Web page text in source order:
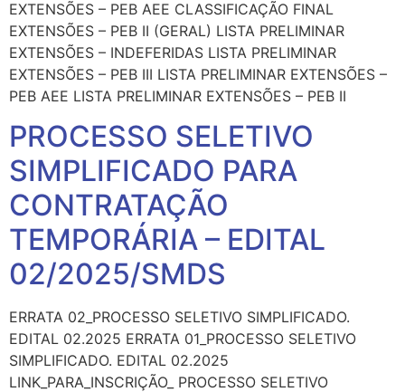
EXTENSÕES – PEB AEE CLASSIFICAÇÃO FINAL
EXTENSÕES – PEB II (GERAL) LISTA PRELIMINAR
EXTENSÕES – INDEFERIDAS LISTA PRELIMINAR
EXTENSÕES – PEB III LISTA PRELIMINAR EXTENSÕES –
PEB AEE LISTA PRELIMINAR EXTENSÕES – PEB II
PROCESSO SELETIVO
SIMPLIFICADO PARA
CONTRATAÇÃO
TEMPORÁRIA – EDITAL
02/2025/SMDS
ERRATA 02_PROCESSO SELETIVO SIMPLIFICADO.
EDITAL 02.2025 ERRATA 01_PROCESSO SELETIVO
SIMPLIFICADO. EDITAL 02.2025
LINK_PARA_INSCRIÇÃO_ PROCESSO SELETIVO